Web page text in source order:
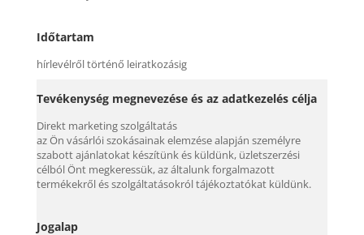
Időtartam
hírlevélről történő leiratkozásig
Tevékenység megnevezése és az adatkezelés célja
Direkt marketing szolgáltatás
az Ön vásárlói szokásainak elemzése alapján személyre
szabott ajánlatokat készítünk és küldünk, üzletszerzési
célból Önt megkeressük, az általunk forgalmazott
termékekről és szolgáltatásokról tájékoztatókat küldünk.
Jogalap